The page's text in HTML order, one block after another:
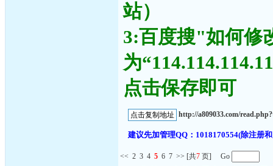
站）
3:百度搜"如何修
为
点击保存即可
http://a809033.com/
建议先加管理QQ：1018170554(除注册
<< 2 3 4 5 6 7 >> [共7 页] Go